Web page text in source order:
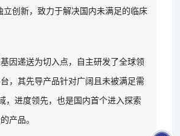
立创新，致力于解决国内未满足的临床
因递送为切入点，自主研发了全球领
，其先导产品针对广阔且未被满足需
，进度领先，也是国内首个进入探索
产品。